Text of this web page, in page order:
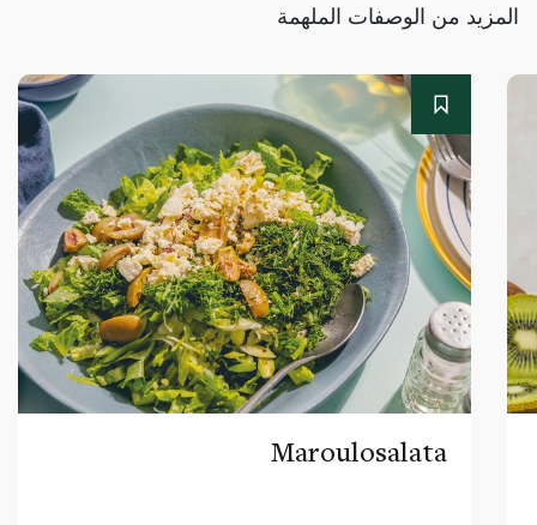
المزيد من الوصفات الملهمة
Maroulosalata